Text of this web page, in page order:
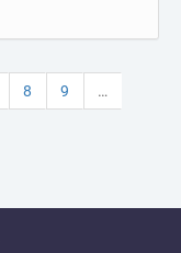
8 9 …